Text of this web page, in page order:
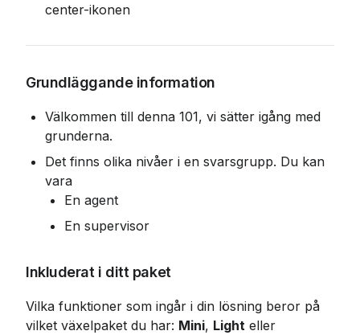
center-ikonen
Grundläggande information
Välkommen till denna 101, vi sätter igång med
grunderna.
Det finns olika nivåer i en svarsgrupp. Du kan
vara
En agent
En supervisor
Inkluderat i ditt paket
Vilka funktioner som ingår i din lösning beror på
vilket växelpaket du har: Mini, Light eller